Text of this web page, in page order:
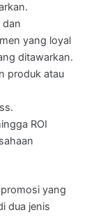
dan
yang loyal
ditawarkan.
produk atau
ROI
yang
dua jenis